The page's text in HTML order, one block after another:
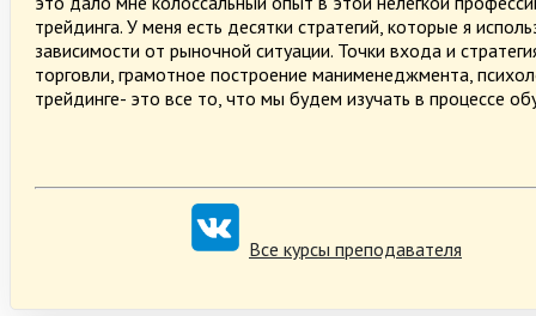
трейдинга. У меня есть десятки стратегий, которые я
зависимости от рыночной ситуации. Точки входа и
торговли, грамотное построение манименеджмента,
трейдинге- это все то, что мы будем изучать в процессе
Все курсы преподавателя